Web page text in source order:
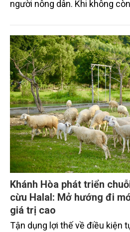
người nông dân. Khi không
tiếp cận tri thức mới, làm chủ
gia sâu hơn vào nền kinh tế
một nền nông nghiệp hiện
Khánh Hòa phát triển
cừu Halal: Mở hướng đi
giá trị cao
Tận dụng lợi thế về điều kiện